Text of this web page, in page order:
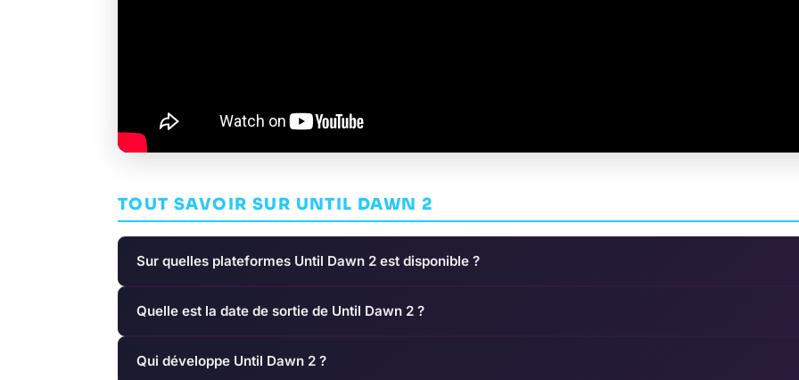
TOUT SAVOIR SUR UNTIL DAWN 2
Sur quelles plateformes Until Dawn 2 est disponible ?
Quelle est la date de sortie de Until Dawn 2 ?
Qui développe Until Dawn 2 ?